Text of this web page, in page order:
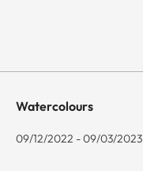
Watercolours
09/12/2022 - 09/03/2023